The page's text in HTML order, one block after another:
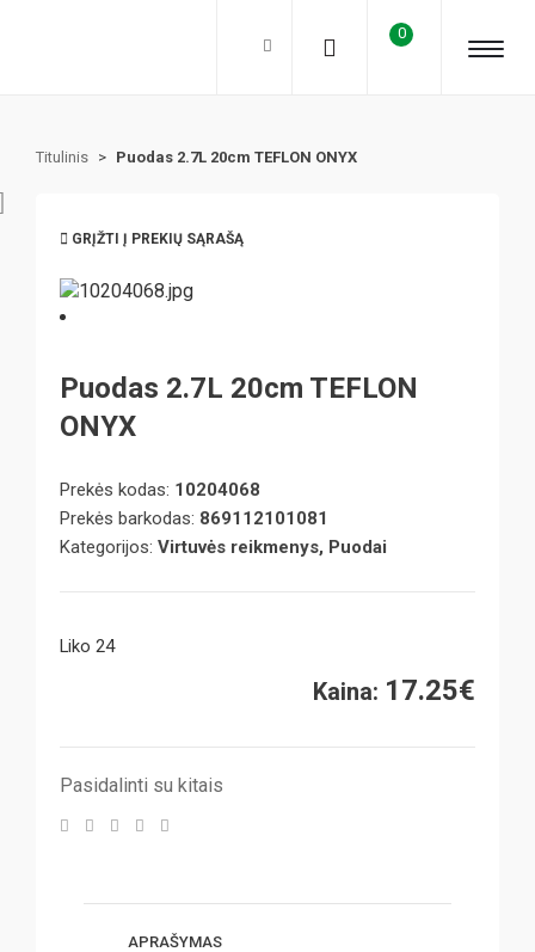
0
Titulinis > Puodas 2.7L 20cm TEFLON ONYX
GRĮŽTI Į PREKIŲ SĄRAŠĄ
Puodas 2.7L 20cm TEFLON
ONYX
Prekės kodas: 10204068
Prekės barkodas: 869112101081
Kategorijos: Virtuvės reikmenys, Puodai
Liko 24
Kaina: 17.25€
Pasidalinti su kitais
APRAŠYMAS